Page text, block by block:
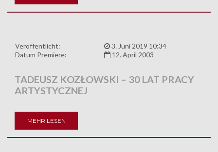
Veröffentlicht:
3. Juni 2019 10:34
Datum Premiere:
12. April 2003
TADEUSZ KOZŁOWSKI – 30 LAT PRACY
ARTYSTYCZNEJ
MEHR LESEN